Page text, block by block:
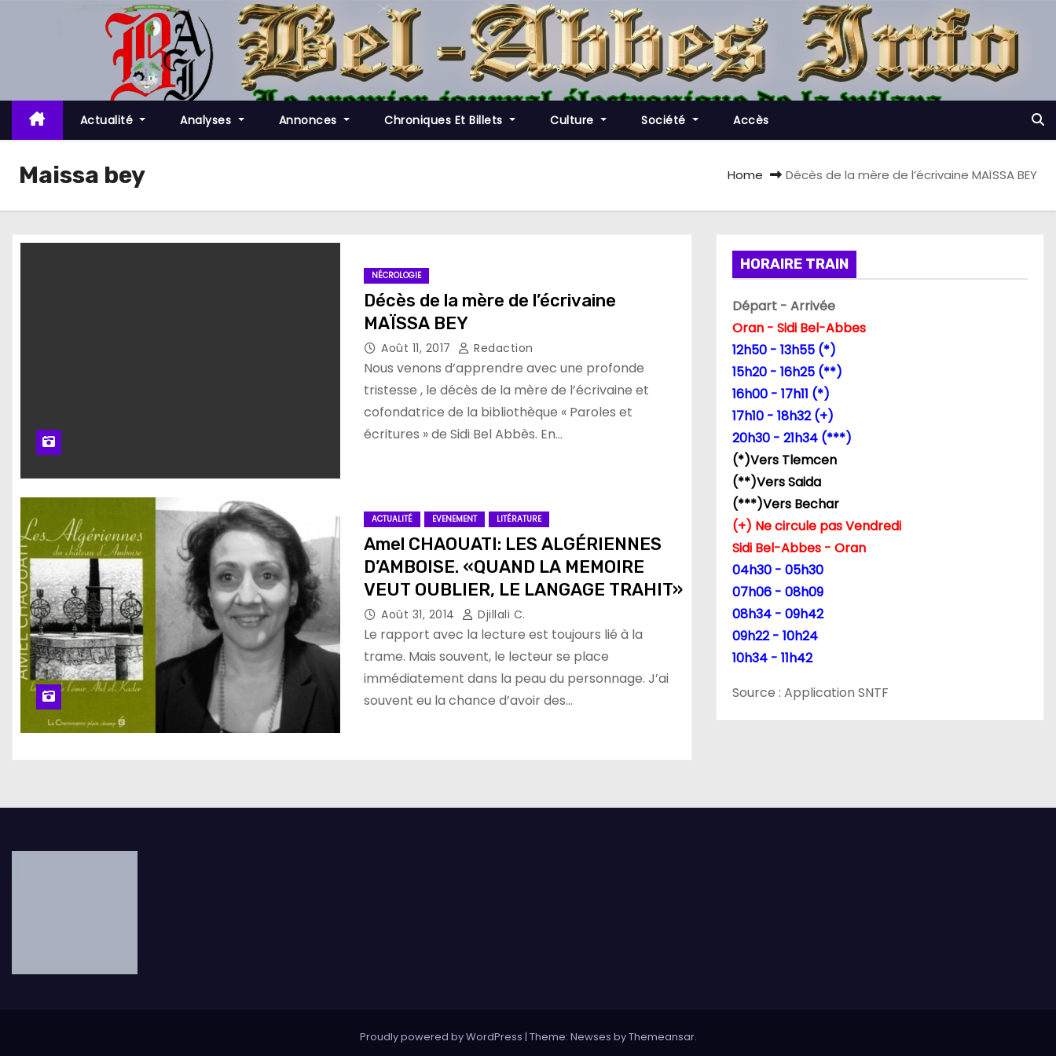
t
c
t
Actualité Analyses Annonces Chroniques Et Billets Culture Société Accès
Maissa bey Home Décès de la mère de l’écrivaine MAÏSSA BEY
NÉCROLOGIE
Décès de la mère de l’écrivaine
MAÏSSA BEY
Août 11, 2017 Redaction
Nous venons d’apprendre avec une profonde
tristesse , le décès de la mère de l’écrivaine et
cofondatrice de la bibliothèque « Paroles et
écritures » de Sidi Bel Abbès. En…
ACTUALITÉ EVENEMENT LITÉRATURE
Amel CHAOUATI: LES ALGÉRIENNES
D’AMBOISE. «QUAND LA MEMOIRE
VEUT OUBLIER, LE LANGAGE TRAHIT»
Août 31, 2014 Djillali C.
Le rapport avec la lecture est toujours lié à la
trame. Mais souvent, le lecteur se place
immédiatement dans la peau du personnage. J’ai
souvent eu la chance d’avoir des…
HORAIRE TRAIN
Départ - Arrivée
Oran - Sidi Bel-Abbes
12h50 - 13h55 (*)
15h20 - 16h25 (**)
16h00 - 17h11 (*)
17h10 - 18h32 (+)
20h30 - 21h34 (***)
(*)Vers Tlemcen
(**)Vers Saida
(***)Vers Bechar
(+) Ne circule pas Vendredi
Sidi Bel-Abbes - Oran
04h30 - 05h30
07h06 - 08h09
08h34 - 09h42
09h22 - 10h24
10h34 - 11h42
Source : Application SNTF
Proudly powered by WordPress | Theme: Newses byThemeansar.